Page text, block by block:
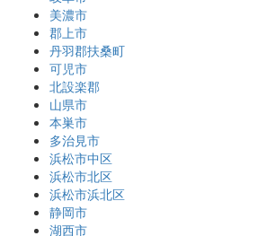
美濃市
郡上市
丹羽郡扶桑町
可児市
北設楽郡
山県市
本巣市
多治見市
浜松市中区
浜松市北区
浜松市浜北区
静岡市
湖西市